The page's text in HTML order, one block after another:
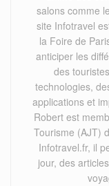
salons comme
site Infotravel
la Foire de
anticiper les
des
technologies,
applications et
Robert est
Tourisme (AJT)
Infotravel.fr, il
jour, des